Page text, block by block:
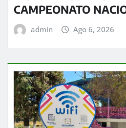
CAMPEONATO
admin Ago 6, 2026